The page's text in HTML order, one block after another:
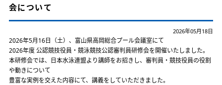
会について
2026年05月18日
2026年5月16日（土）、富山県高岡総合プール会議室にて
2026年度 公認競技役員・競泳競技公認審判員研修会を開催いたしました。
本研修会では、日本水泳連盟より講師をお招きし、審判員・競技役員の役割
や動きについて
豊富な実例を交えた内容にて、講義をしていただきました。